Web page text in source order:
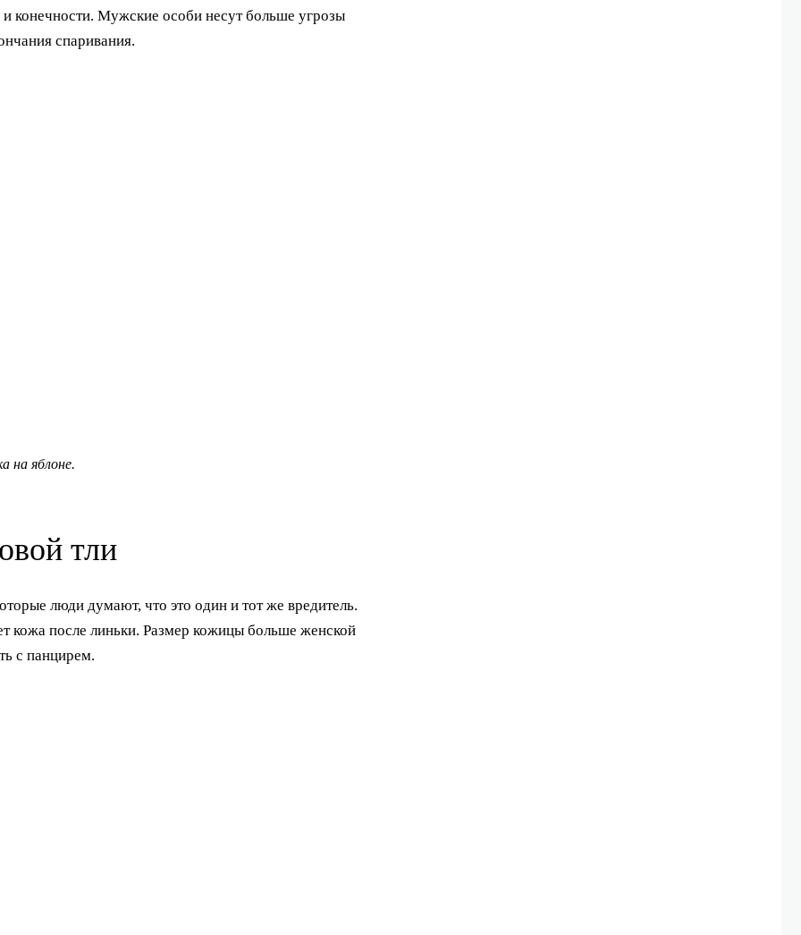
конечности. Мужские особи несут больше угрозы
спаривания.
на яблоне.
тли
люди думают, что это один и тот же вредитель.
кожа после линьки. Размер кожицы больше женской
с панцирем.